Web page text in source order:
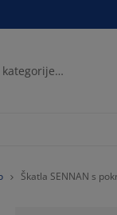
Škatla SENNAN s